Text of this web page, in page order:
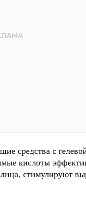
средства с
кислоты
стимулируют